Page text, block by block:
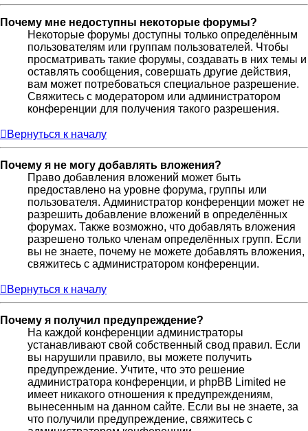
Почему мне недоступны некоторые форумы?
Некоторые форумы доступны только определённым
пользователям или группам пользователей. Чтобы
просматривать такие форумы, создавать в них темы и
оставлять сообщения, совершать другие действия,
вам может потребоваться специальное разрешение.
Свяжитесь с модератором или администратором
конференции для получения такого разрешения.
Вернуться к началу
Почему я не могу добавлять вложения?
Право добавления вложений может быть
предоставлено на уровне форума, группы или
пользователя. Администратор конференции может не
разрешить добавление вложений в определённых
форумах. Также возможно, что добавлять вложения
разрешено только членам определённых групп. Если
вы не знаете, почему не можете добавлять вложения,
свяжитесь с администратором конференции.
Вернуться к началу
Почему я получил предупреждение?
На каждой конференции администраторы
устанавливают свой собственный свод правил. Если
вы нарушили правило, вы можете получить
предупреждение. Учтите, что это решение
администратора конференции, и phpBB Limited не
имеет никакого отношения к предупреждениям,
вынесенным на данном сайте. Если вы не знаете, за
что получили предупреждение, свяжитесь с